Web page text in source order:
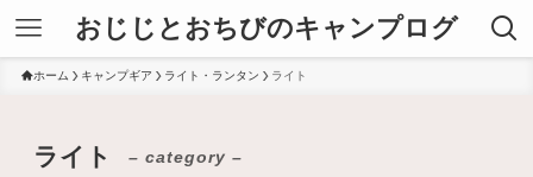
おじじとおちびのキャンプログ
ホーム キャンプギア ライト・ランタン ライト
ライト – category –